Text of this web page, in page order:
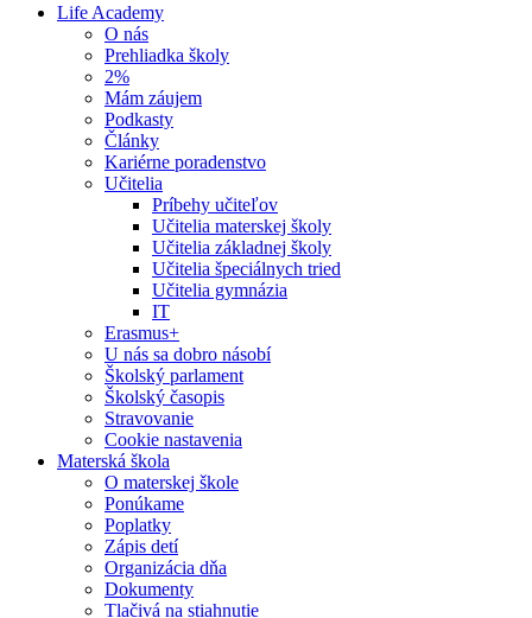
Life Academy
O nás
Prehliadka školy
2%
Mám záujem
Podkasty
Články
Kariérne poradenstvo
Učitelia
Príbehy učiteľov
Učitelia materskej školy
Učitelia základnej školy
Učitelia špeciálnych tried
Učitelia gymnázia
IT
Erasmus+
U nás sa dobro násobí
Školský parlament
Školský časopis
Stravovanie
Cookie nastavenia
Materská škola
O materskej škole
Ponúkame
Poplatky
Zápis detí
Organizácia dňa
Dokumenty
Tlačivá na stiahnutie